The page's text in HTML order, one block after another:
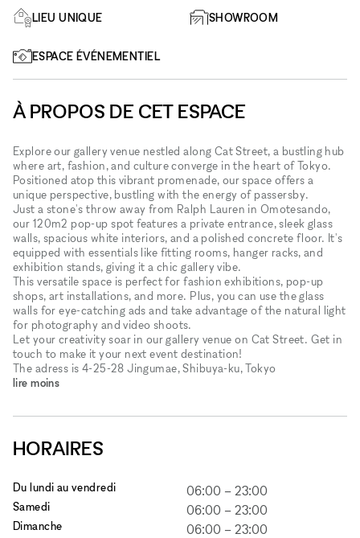
LIEU UNIQUE SHOWROOM
ESPACE ÉVÉNEMENTIEL
À PROPOS DE CET ESPACE
Explore our gallery venue nestled along Cat Street, a bustling hub
where art, fashion, and culture converge in the heart of Tokyo.
Positioned atop this vibrant promenade, our space offers a
unique perspective, bustling with the energy of passersby.
Just a stone's throw away from Ralph Lauren in Omotesando,
our 120m2 pop-up spot features a private entrance, sleek glass
walls, spacious white interiors, and a polished concrete floor. It's
equipped with essentials like fitting rooms, hanger racks, and
exhibition stands, giving it a chic gallery vibe.
This versatile space is perfect for fashion exhibitions, pop-up
shops, art installations, and more. Plus, you can use the glass
walls for eye-catching ads and take advantage of the natural light
for photography and video shoots.
Let your creativity soar in our gallery venue on Cat Street. Get in
touch to make it your next event destination!
The adress is 4-25-28 Jingumae, Shibuya-ku, Tokyo
lire moins
HORAIRES
Du lundi au vendredi 06:00 – 23:00
Samedi 06:00 – 23:00
Dimanche 06:00 – 23:00